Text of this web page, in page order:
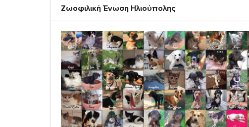
Ζωοφιλική Ένωση Ηλιούπολης